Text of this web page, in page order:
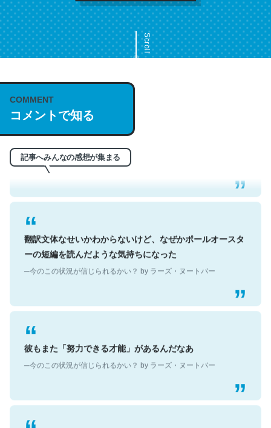
Scroll
COMMENT
コメントで知る
記事へみんなの感想が集まる
これは名文。彼はとてもクレバーなんだろうなと凄く思
う。英語少しでも読める人は原文もお勧め。自分はこの流
─今のこの状況が信じられるかい？ by ラーズ・ヌートバー
翻訳文体なせいかわからないけど、なぜかポールオースタ
ーの短編を読んだような気持ちになった
─今のこの状況が信じられるかい？ by ラーズ・ヌートバー
彼もまた「努力できる才能」があるんだなあ
─今のこの状況が信じられるかい？ by ラーズ・ヌートバー